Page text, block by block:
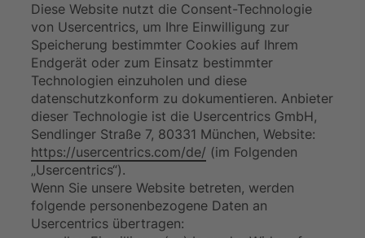
Diese Website nutzt die Consent-Technologie
von Usercentrics, um Ihre Einwilligung zur
Speicherung bestimmter Cookies auf Ihrem
Endgerät oder zum Einsatz bestimmter
Technologien einzuholen und diese
datenschutzkonform zu dokumentieren. Anbieter
dieser Technologie ist die Usercentrics GmbH,
Sendlinger Straße 7, 80331 München, Website:
https://usercentrics.com/de/ (im Folgenden
„Usercentrics“).
Wenn Sie unsere Website betreten, werden
folgende personenbezogene Daten an
Usercentrics übertragen: